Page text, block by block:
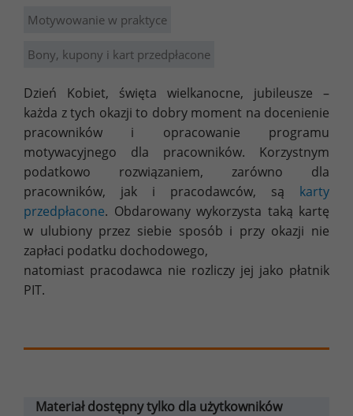
Motywowanie w praktyce
Bony, kupony i kart przedpłacone
Dzień Kobiet, święta wielkanocne, jubileusze –
każda z tych okazji to dobry moment na docenienie
pracowników i opracowanie programu
motywacyjnego dla pracowników. Korzystnym
podatkowo rozwiązaniem, zarówno dla
pracowników, jak i pracodawców, są karty
przedpłacone. Obdarowany wykorzysta taką kartę
w ulubiony przez siebie sposób i przy okazji nie
zapłaci podatku dochodowego,
natomiast pracodawca nie rozliczy jej jako płatnik
PIT.
Materiał dostępny tylko dla użytkowników